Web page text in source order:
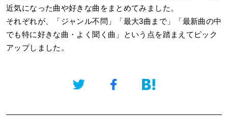
近気になった曲や好きな曲をまとめてみました。
それぞれが、「ジャンル不問」「最大3曲まで」「最新曲の中
でも特に好きな曲・よく聞く曲」という点を踏まえてピック
アップしました。